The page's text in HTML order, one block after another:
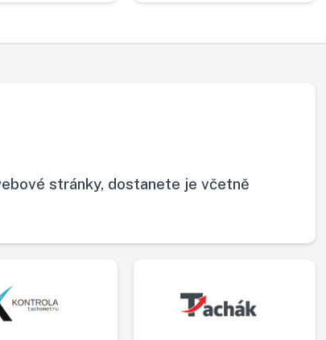
stránky, dostanete je včetně